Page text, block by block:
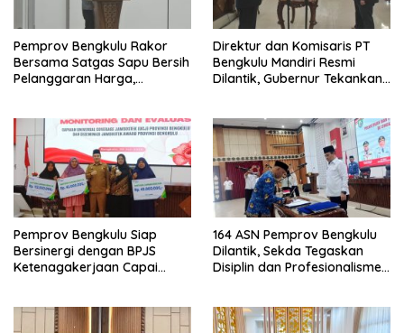
Pemprov Bengkulu Rakor
Bersama Satgas Sapu Bersih
Pelanggaran Harga,
Masih Jadi Sorotan
Direktur dan Komisaris PT
Bengkulu Mandiri Resmi
Dilantik, Gubernur Tekankan
Pemprov Bengkulu Siap
Bersinergi dengan BPJS
Ketenagakerjaan Capai
164 ASN Pemprov Bengkulu
Dilantik, Sekda Tegaskan
Disiplin dan Profesionalisme